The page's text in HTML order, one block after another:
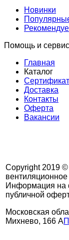
Новинки
Помощь и
Главная
Каталог
Доставка
Контакты
Оферта
Вакансии
Copyright 2019
Информация на
публичной
Московская
Михнево, 166 А